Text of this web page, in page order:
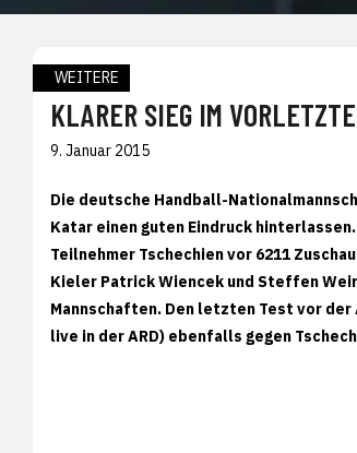
WEITERE
KLARER SIEG IM
9. Januar 2015
Die deutsche Handball-
Katar einen guten Eindruck
Teilnehmer Tschechien vor 6211
Kieler Patrick Wiencek und Steffen
Mannschaften. Den letzten Test vor der
live in der ARD) ebenfalls gegen